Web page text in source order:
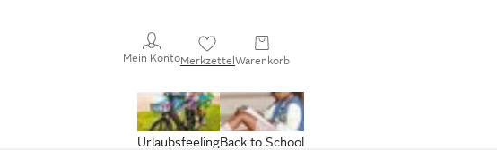
Mein KontoMerkzettelWarenkorb
Back to School
Urlaubsfeeling